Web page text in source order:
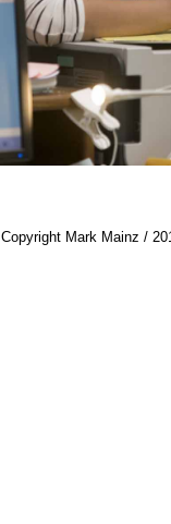
Copyright Mark Mainz /